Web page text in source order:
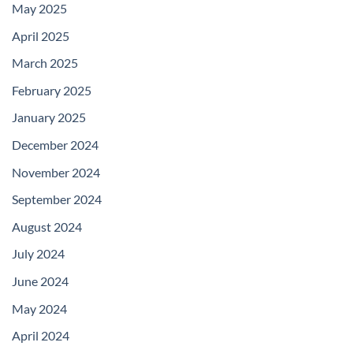
May 2025
April 2025
March 2025
February 2025
January 2025
December 2024
November 2024
September 2024
August 2024
July 2024
June 2024
May 2024
April 2024